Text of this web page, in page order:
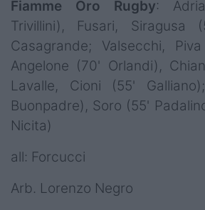
Fiamme Oro Rugby:
Trivillini), Fusari, Siragusa
Casagrande; Valsecchi,
Angelone (70' Orlandi),
Lavalle, Cioni (55'
Buonpadre), Soro (55'
Nicita)
all: Forcucci
Arb. Lorenzo Negro